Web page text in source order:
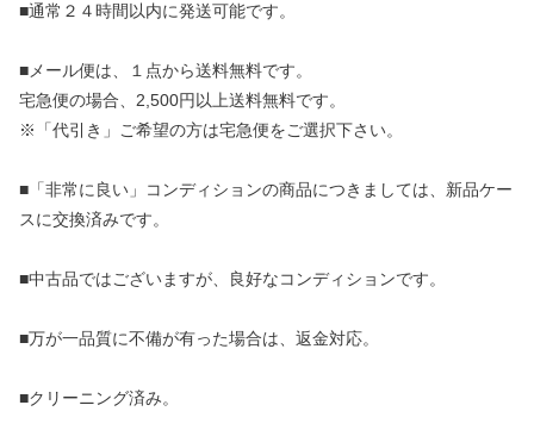
■通常２４時間以内に発送可能です。
■メール便は、１点から送料無料です。
宅急便の場合、2,500円以上送料無料です。
※「代引き」ご希望の方は宅急便をご選択下さい。
■「非常に良い」コンディションの商品につきましては、新品ケー
スに交換済みです。
■中古品ではございますが、良好なコンディションです。
■万が一品質に不備が有った場合は、返金対応。
■クリーニング済み。